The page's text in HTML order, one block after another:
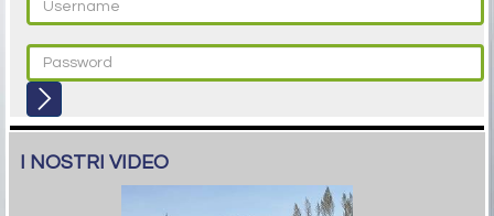
I NOSTRI VIDEO